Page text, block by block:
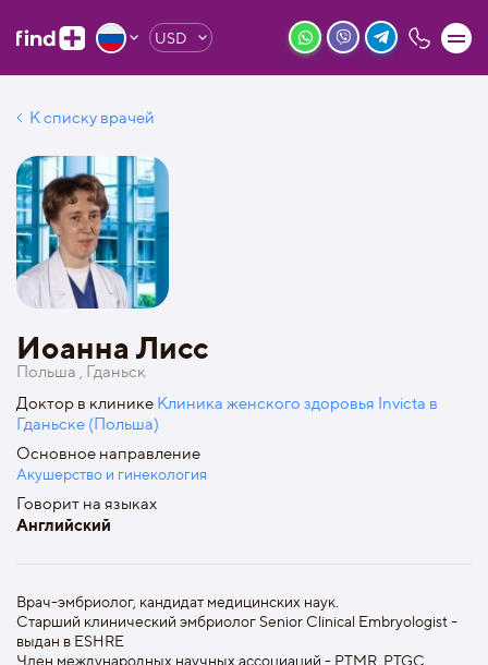
USD
К списку врачей
Иоанна Лисс
Польша , Гданьск
Доктор в клинике Клиника женского здоровья Invicta в
Гданьске (Польша)
Основное направление
Акушерство и гинекология
Говорит на языках
Английский
Врач-эмбриолог, кандидат медицинских наук.
Старший клинический эмбриолог Senior Clinical Embryologist -
выдан в ESHRE
Член международных научных ассоциаций - PTMR, PTGC,